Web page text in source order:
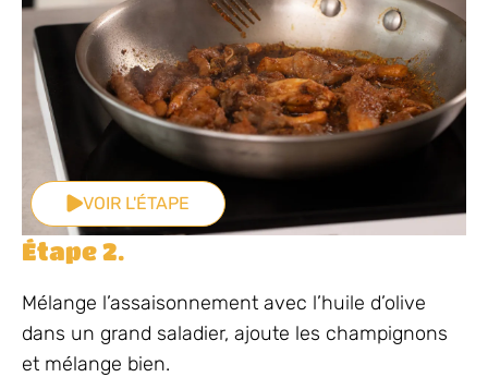
VOIR L'ÉTAPE
Étape 2.
Mélange l’assaisonnement avec l’huile d’olive
dans un grand saladier, ajoute les champignons
et mélange bien.